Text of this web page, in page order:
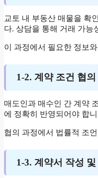
교토 내 부동산 매물을 확
다. 상담을 통해 거래 가능
이 과정에서 필요한 정보
1-2. 계약 조건 협의
매도인과 매수인 간 계약
에 정확히 반영되어야 합
협의 과정에서 법률적 조
1-3. 계약서 작성 및